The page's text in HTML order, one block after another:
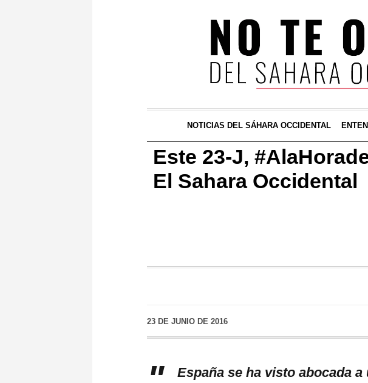
NOTICIAS DEL SÁHARA OCCIDENTAL
Este 23-J,
El Sahara Occidental
23 DE JUNIO DE 2016
España se ha visto abocada